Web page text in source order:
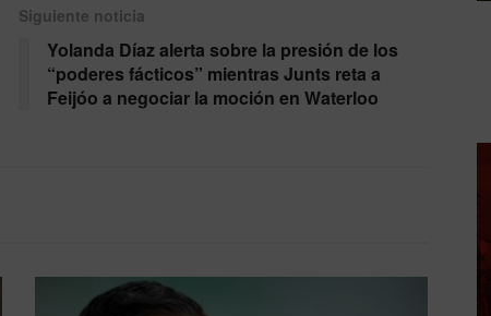
Siguiente noticia
Yolanda Díaz alerta sobre la presión de los
“poderes fácticos” mientras Junts reta a
Feijóo a negociar la moción en Waterloo